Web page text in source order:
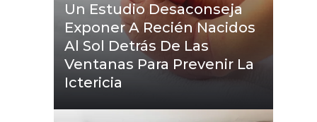
Un Estudio Desaconseja
Exponer A Recién Nacidos
Al Sol Detrás De Las
Ventanas Para Prevenir La
Ictericia